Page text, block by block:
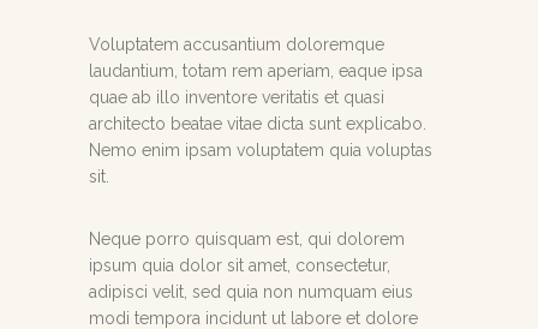
Voluptatem accusantium doloremque
laudantium, totam rem aperiam, eaque ipsa
quae ab illo inventore veritatis et quasi
architecto beatae vitae dicta sunt explicabo.
Nemo enim ipsam voluptatem quia voluptas
sit.
Neque porro quisquam est, qui dolorem
ipsum quia dolor sit amet, consectetur,
adipisci velit, sed quia non numquam eius
modi tempora incidunt ut labore et dolore